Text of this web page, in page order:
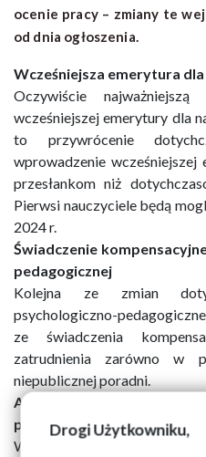
Drogi Użytkowniku,
ocenie pracy – zmiany te
od dnia ogłoszenia.
Wcześniejsza emerytura dla
Oczywiście
wcześniejszej emerytury dla
to przywrócenie
wprowadzenie wcześniejszej
przesłankom niż
Pierwsi nauczyciele będą
2024 r.
Świadczenie
pedagogicznej
Kolejna ze zmian
psychologiczno-
ze świadczenia
zatrudnienia zarówno w
niepublicznej poradni.
Awans zawodowy dla
pedagogicznego
W nowelizacji